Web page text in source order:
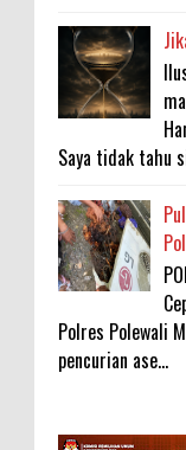
Saya tidak tahu
Polres Polewali
pencurian ase...